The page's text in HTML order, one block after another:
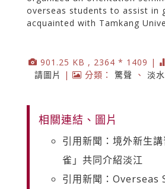
overseas students to assist in
acquainted with Tamkang
901.25 KB , 2364 * 1409 |
請圖片
| 分類： 驚聲 、 淡
相關連結、圖片
引用新聞：境外新生
雀」共同介紹淡江
引用新聞：Overseas